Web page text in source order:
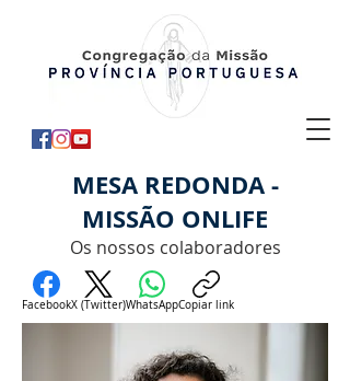
MESA REDONDA -
MISSÃO ONLIFE
Os nossos colaboradores
FacebookX (Twitter)WhatsAppCopiar link